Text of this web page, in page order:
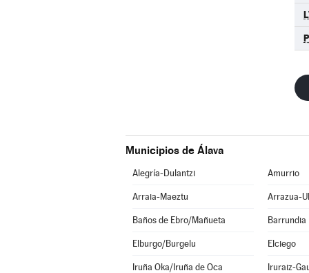
Municipios de Álava
Alegría-Dulantzi Amurrio
Arraia-Maeztu Arrazua-
Baños de Ebro/Mañueta Barrundia
Elburgo/Burgelu Elciego
Iruña Oka/Iruña de Oca Iruraiz-